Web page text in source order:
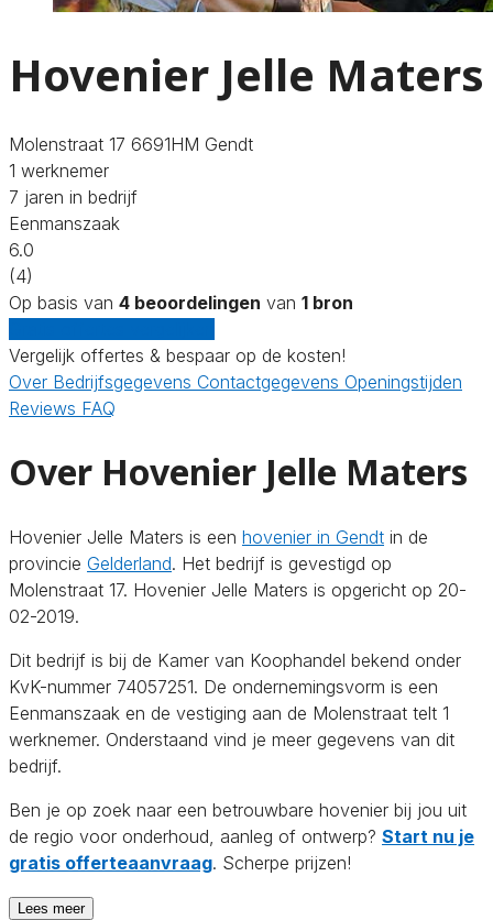
Hovenier Jelle Maters
Molenstraat 17 6691HM Gendt
1 werknemer
7 jaren in bedrijf
Eenmanszaak
6.0
(4)
Op basis van 4 beoordelingen van 1 bron
Vergelijk offertes & bespaar op de kosten!
Over Bedrijfsgegevens Contactgegevens Openingstijden
Reviews FAQ
Over Hovenier Jelle Maters
Hovenier Jelle Maters is een hovenier in Gendt in de
provincie Gelderland. Het bedrijf is gevestigd op
Molenstraat 17. Hovenier Jelle Maters is opgericht op 20-
02-2019.
Dit bedrijf is bij de Kamer van Koophandel bekend onder
KvK-nummer 74057251. De ondernemingsvorm is een
Eenmanszaak en de vestiging aan de Molenstraat telt 1
werknemer. Onderstaand vind je meer gegevens van dit
bedrijf.
Ben je op zoek naar een betrouwbare hovenier bij jou uit
de regio voor onderhoud, aanleg of ontwerp? Start nu je
gratis offerteaanvraag. Scherpe prijzen!
Lees meer